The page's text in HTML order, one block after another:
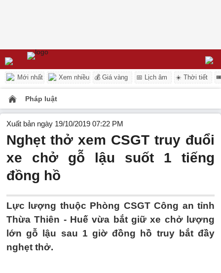
Mới nhất Xem nhiều 💰 Giá vàng 📅 Lịch âm ☀️ Thời tiết
Pháp luật
Xuất bản ngày 19/10/2019 07:22 PM
Nghẹt thở xem CSGT truy đuổi
xe chở gỗ lậu suốt 1 tiếng
đồng hồ
Lực lượng thuộc Phòng CSGT Công an tỉnh
Thừa Thiên - Huế vừa bắt giữ xe chở lượng
lớn gỗ lậu sau 1 giờ đồng hồ truy bắt đầy
nghẹt thở.